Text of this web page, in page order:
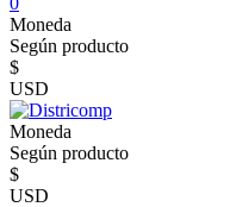
Moneda
Según producto
$
USD
Moneda
Según producto
$
USD